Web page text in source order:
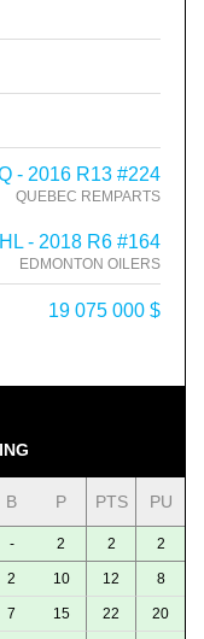
- 2016 R13 #224
QUEBEC REMPARTS
- 2018 R6 #164
EDMONTON OILERS
19 075 000 $
B P PTS PU
- 2 2 2
2 10 12 8
7 15 22 20